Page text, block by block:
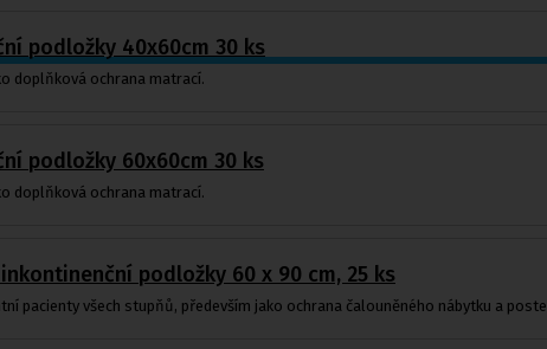
podložky 40x60cm 30 ks
doplňková ochrana matrací.
podložky 60x60cm 30 ks
doplňková ochrana matrací.
podložky 60 x 90 cm, 25 ks
pacienty všech stupňů, především jako ochrana čalouněného nábytku a